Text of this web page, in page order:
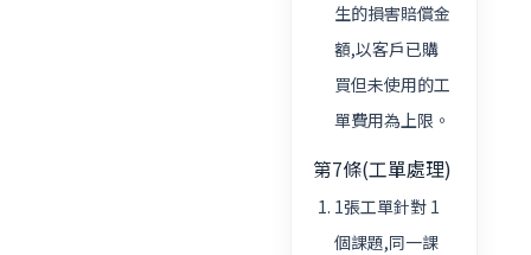
生的損害賠償金
額,以客戶已購
買但未使用的工
單費用為上限。
第7條(工單處理)
1張工單針對 1
個課題,同一課